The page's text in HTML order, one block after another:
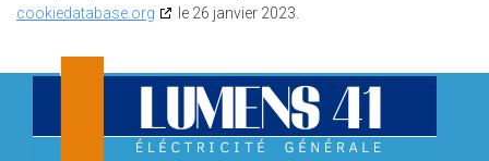
cookiedatabase.org
le 26 janvier 2023.